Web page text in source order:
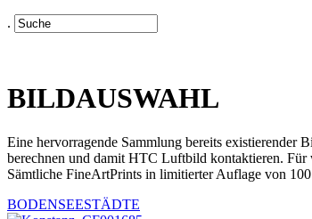
.
BILDAUSWAHL
Eine hervorragende Sammlung bereits existierender
berechnen und damit HTC Luftbild kontaktieren.
Sämtliche FineArtPrints in limitierter Auflage von
BODENSEESTÄDTE